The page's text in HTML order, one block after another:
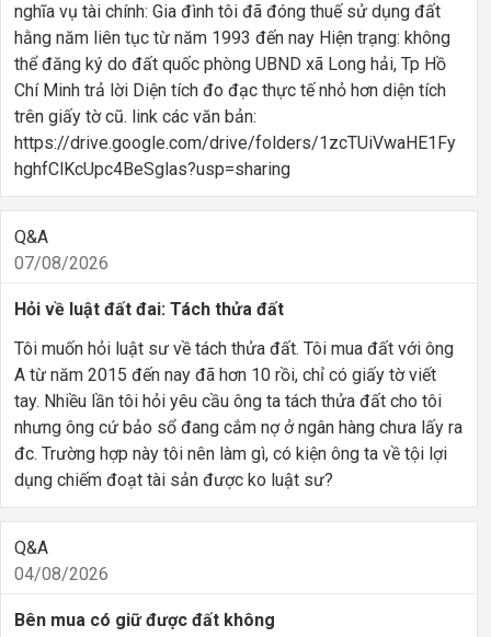
nghĩa vụ tài chính: Gia đình tôi đã đóng thuế sử dụng đất
hằng năm liên tục từ năm 1993 đến nay Hiện trạng: không
thể đăng ký do đất quốc phòng UBND xã Long hải, Tp Hồ
Chí Minh trả lời Diện tích đo đạc thực tế nhỏ hơn diện tích
trên giấy tờ cũ. link các văn bản:
https://drive.google.com/drive/folders/1zcTUiVwaHE1Fy
hghfClKcUpc4BeSglas?usp=sharing
Q&A
07/08/2026
Hỏi về luật đất đai: Tách thửa đất
Tôi muốn hỏi luật sư về tách thửa đất. Tôi mua đất với ông
A từ năm 2015 đến nay đã hơn 10 rồi, chỉ có giấy tờ viết
tay. Nhiều lần tôi hỏi yêu cầu ông ta tách thửa đất cho tôi
nhưng ông cứ bảo sổ đang cắm nợ ở ngân hàng chưa lấy ra
đc. Trường hợp này tôi nên làm gì, có kiện ông ta về tội lợi
dụng chiếm đoạt tài sản được ko luật sư?
Q&A
04/08/2026
Bên mua có giữ được đất không